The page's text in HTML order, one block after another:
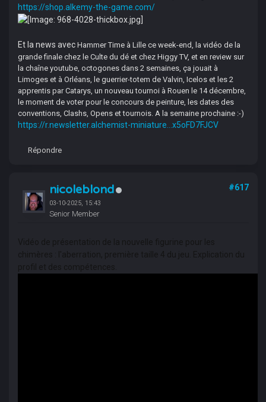
https://shop.alkemy-the-game.com/
Et la news avec Hammer Time à Lille ce week-end, la vidéo de la
grande finale chez le Culte du dé et chez Higgy TV, et en review sur
la chaîne youtube, octogones dans 2 semaines, ça jouait à
Limoges et à Orléans, le guerrier-totem de Valvin, Icelos et les 2
apprentis par Catarys, un nouveau tournoi à Rouen le 14 décembre,
le moment de voter pour le concours de peinture, les dates des
conventions, Clashs, Opens et tournois. A la semaine prochaine :-)
https://r.newsletter.alchemist-miniature...x5oFD7FJCV
Répondre
nicoleblond
03-10-2025, 15:43
Senior Member
#617
Vidéo de présentation de la nouvelle figurine pour les
chimères : l'aberration, première taille 4 du jeu. Explication du
profil et des compétences.